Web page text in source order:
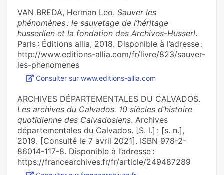
VAN BREDA, Herman Leo. Sauver les
phénomènes : le sauvetage de l’héritage
husserlien et la fondation des Archives-Husserl.
Paris : Éditions allia, 2018. Disponible à l’adresse :
http://www.editions-allia.com/fr/livre/823/sauver-
les-phenomenes
Consulter sur www.editions-allia.com
ARCHIVES DÉPARTEMENTALES DU CALVADOS.
Les archives du Calvados. 10 siècles d’histoire
quotidienne des Calvadosiens. Archives
départementales du Calvados. [S. l.] : [s. n.],
2019. [Consulté le 7 avril 2021]. ISBN 978-2-
86014-117-8. Disponible à l’adresse :
https://francearchives.fr/fr/article/249487289